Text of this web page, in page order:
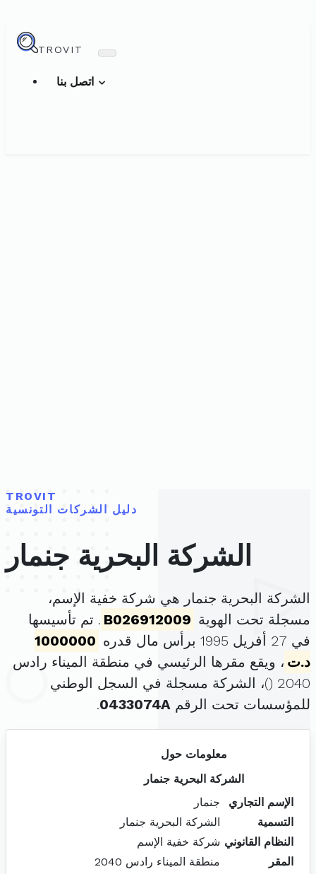
TROVIT
TROVIT
دليل الشركات التونسية
الشركة البحرية جنمار
الشركة البحرية جنمار هي شركة خفية الإسم،
مسجلة تحت الهوية B026912009 . تم تأسيسها
في 27 أفريل 1995 برأس مال قدره
1000000
د.ت ، ويقع مقرها الرئيسي في منطقة الميناء رادس
2040 ( )، الشركة مسجلة في السجل الوطني
للمؤسسات تحت الرقم 0433074A
.
معلومات حول
الشركة البحرية جنمار
الإسم التجاري
جنمار
التسمية
الشركة البحرية جنمار
النظام القانوني شركة خفية الإسم
المقر
منطقة الميناء رادس 2040